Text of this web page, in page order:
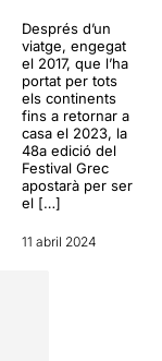
Després d’un
viatge, engegat
el 2017, que l’ha
portat per tots
els continents
fins a retornar a
casa el 2023, la
48a edició del
Festival Grec
apostarà per ser
el […]
11 abril 2024